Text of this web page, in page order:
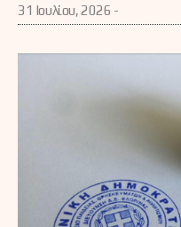
31 Ιουλίου, 2026 -